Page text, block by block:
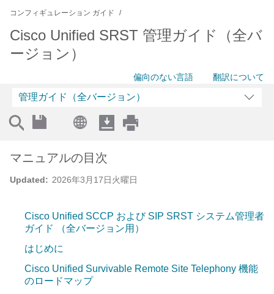
コンフィギュレーション ガイド
Cisco Unified SRST 管理ガイド（全バ
ージョン）
偏向のない言語 翻訳について
管理ガイド（全バージョン）
Updated: 2026年3月17日火曜日
マニュアルの目次
Cisco Unified SCCP および SIP SRST システム管理者
ガイド （全バージョン用）
はじめに
Cisco Unified Survivable Remote Site Telephony 機能
のロードマップ